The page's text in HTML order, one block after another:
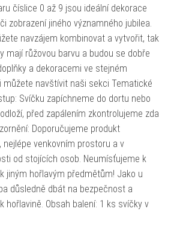
číslice 0 až 9 jsou ideální dekorace
zobrazení jiného významného jubilea.
navzájem kombinovat a vytvořit, tak
mají růžovou barvu a budou se dobře
a dekoracemi ve stejném
můžete navštívit naši sekci Tematické
Svíčku zapíchneme do dortu nebo
před zapálením zkontrolujeme zda
Doporučujeme produkt
nejlépe venkovním prostoru a v
od stojících osob. Neumísťujeme k
jiným hořlavým předmětům! Jako u
důsledně dbát na bezpečnost a
hořlavině. Obsah balení: 1 ks svíčky v